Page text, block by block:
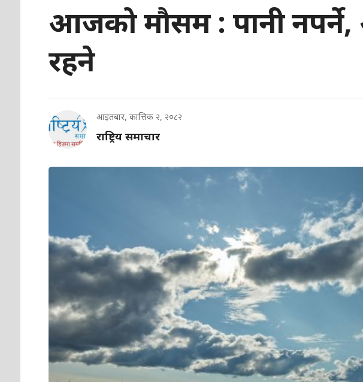
आजको मौसम : पानी नपर्ने,
रहने
आइतबार, कात्तिक २, २०८२
राष्ट्रिय समाचार